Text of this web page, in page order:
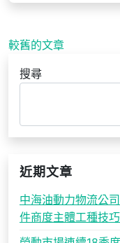
文
章
較舊的文章
搜尋
近期文章
中海油動力物流公
件商度主體工種技